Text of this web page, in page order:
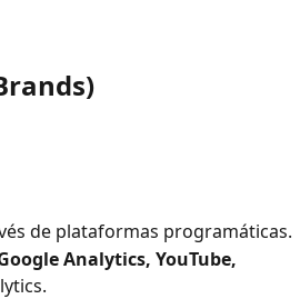
de plataformas programáticas.
Analytics, YouTube,